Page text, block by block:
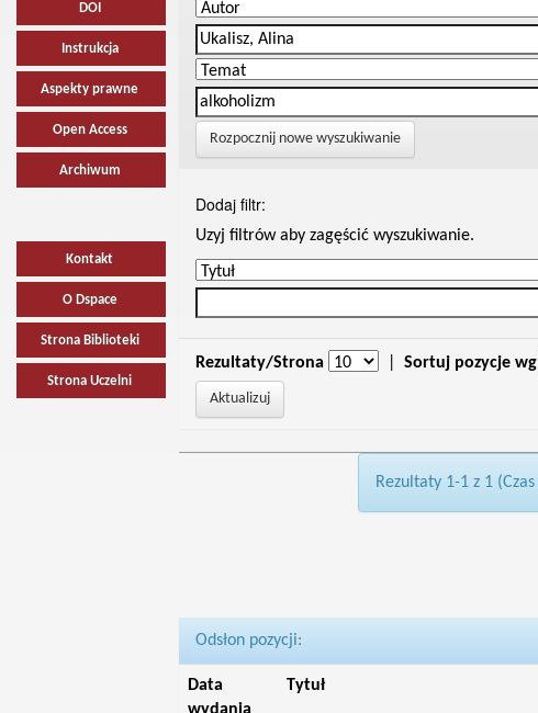
DOI
Instrukcja
Aspekty prawne
Open Access
Archiwum
Kontakt
O Dspace
Strona Biblioteki
Strona Uczelni
Rozpocznij nowe wyszukiwanie
Dodaj filtr:
Uzyj filtrów aby zagęścić wyszukiwanie.
Rezultaty/Strona Sortuj pozycje wg
Rezultaty 1-1 z 1
Odsłon pozycji:
Data
Tytuł